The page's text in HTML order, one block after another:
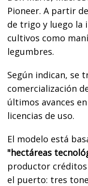
Pioneer. A partir
de trigo y luego la
cultivos como
legumbres.
Según indican, se
comercialización
últimos avances
licencias de uso.
El modelo está
"hectáreas
productor
el puerto: tres